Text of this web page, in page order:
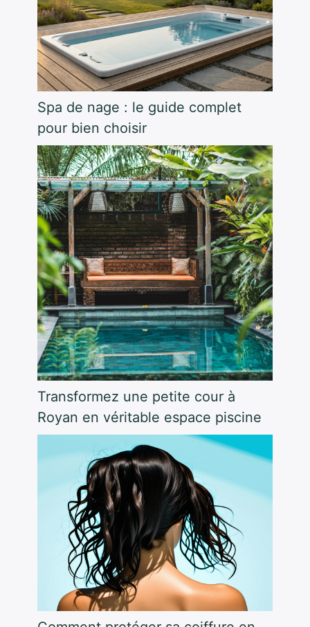
Spa de nage : le guide complet
pour bien choisir
Transformez une petite cour à
Royan en véritable espace piscine